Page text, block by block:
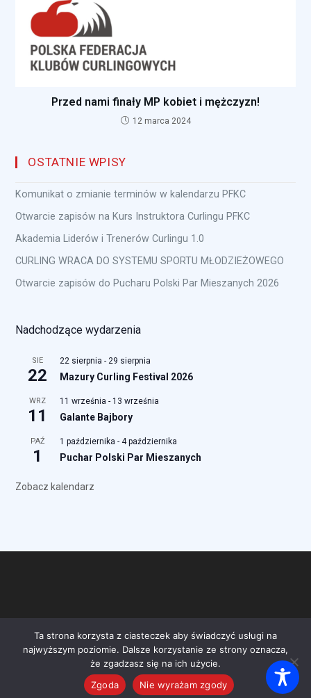
Przed nami finały MP kobiet i mężczyzn!
12 marca 2024
OSTATNIE WPISY
Komunikat o zmianie terminów w kalendarzu PFKC
Otwarcie zapisów na Kurs Instruktora Curlingu PFKC
Akademia Liderów i Trenerów Curlingu 1.0
CURLING WRACA DO SYSTEMU SPORTU MŁODZIEŻOWEGO
Otwarcie zapisów do Pucharu Polski Par Mieszanych 2026
Nadchodzące wydarzenia
SIE
22
22 sierpnia - 29 sierpnia
Mazury Curling Festival 2026
WRZ
11
11 września - 13 września
Galante Bajbory
PAŹ
1
1 października - 4 października
Puchar Polski Par Mieszanych
Zobacz kalendarz
Copyright 2026 PFKC -
Ta strona korzysta z ciasteczek aby świadczyć usługi na
najwyższym poziomie. Dalsze korzystanie ze strony oznacza,
że zgadzasz się na ich użycie.
Zgoda
Nie wyrażam zgody